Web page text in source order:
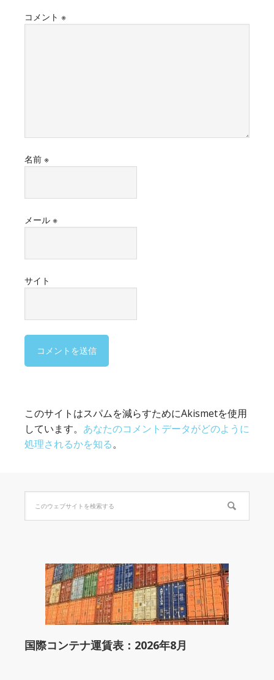
コメント ※
名前 ※
メール ※
サイト
このサイトはスパムを減らすためにAkismetを使用
しています。 あなたのコメントデータがどのように
処理されるかを知る。
国際コンテナ運賃表：2026年8月